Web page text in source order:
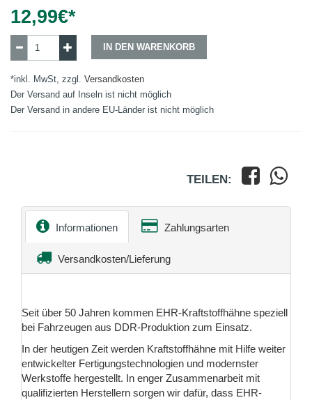
12,99€*
IN DEN WARENKORB
*inkl. MwSt, zzgl. Versandkosten
Der Versand auf Inseln ist nicht möglich
Der Versand in andere EU-Länder ist nicht möglich
TEILEN:
Informationen Zahlungsarten
Versandkosten/Lieferung
Seit über 50 Jahren kommen EHR-Kraftstoffhähne speziell
bei Fahrzeugen aus DDR-Produktion zum Einsatz.
In der heutigen Zeit werden Kraftstoffhähne mit Hilfe weiter
entwickelter Fertigungstechnologien und modernster
Werkstoffe hergestellt. In enger Zusammenarbeit mit
qualifizierten Herstellern sorgen wir dafür, dass EHR-